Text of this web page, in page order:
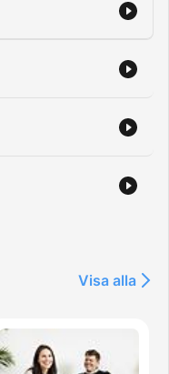
Visa alla